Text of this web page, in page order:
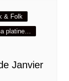
& Folk
platine…
Janvier